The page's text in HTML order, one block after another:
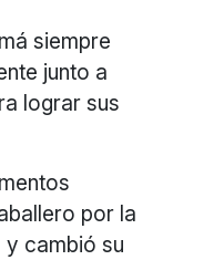
siempre
junto a
lograr sus
por la
y cambió su